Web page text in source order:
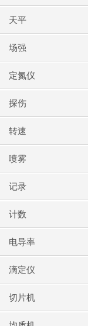
天平
场强
定氮仪
探伤
转速
喷雾
记录
计数
电导率
滴定仪
切片机